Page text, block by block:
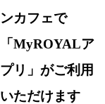
ンカフェで
「MyROYALア
プリ」がご利用
いただけます